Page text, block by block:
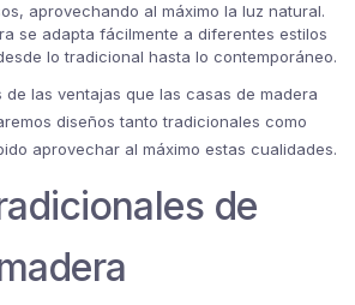
aprovechando al máximo la luz natural.
se adapta fácilmente a diferentes estilos
lo tradicional hasta lo contemporáneo.
de las ventajas que las casas de madera
diseños tanto tradicionales como
aprovechar al máximo estas cualidades.
de